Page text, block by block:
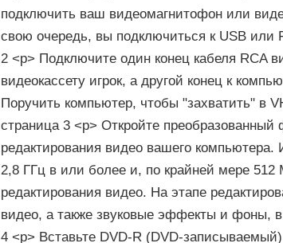
подключить ваш видеомагнитофон или
свою очередь, вы подключиться к USB или
2 <р> Подключите один конец кабеля RCA
видеокассету игрок, а другой конец к
Поручить компьютер, чтобы "захватить" в
страница 3 <р> Откройте
редактирования видео вашего
2,8 ГГц в или более и, по крайней мере 512
редактирования видео. На этапе
видео, а также звуковые эффекты и фоны,
4 <р> Вставьте DVD-R (DVD-